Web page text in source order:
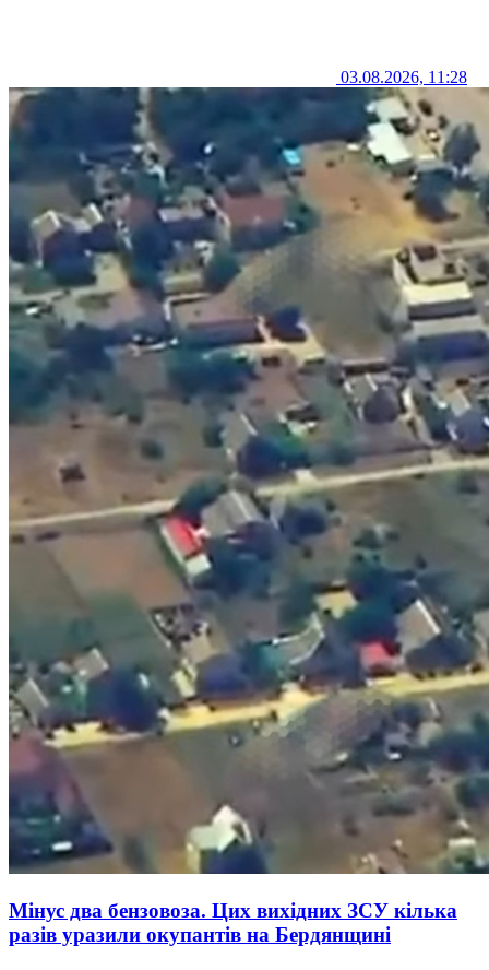
03.08.2026, 11:28
Мінус два бензовоза. Цих вихідних ЗСУ кілька
разів уразили окупантів на Бердянщині